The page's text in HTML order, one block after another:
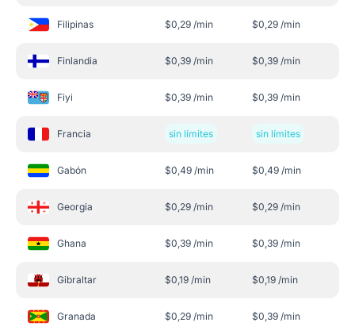
Filipinas $0,29 /min $0,29 /min
Finlandia $0,39 /min $0,39 /min
Fiyi $0,39 /min $0,39 /min
Francia sin límites sin límites
Gabón $0,49 /min $0,49 /min
Georgia $0,29 /min $0,29 /min
Ghana $0,39 /min $0,39 /min
Gibraltar $0,19 /min $0,19 /min
Granada $0,29 /min $0,39 /min